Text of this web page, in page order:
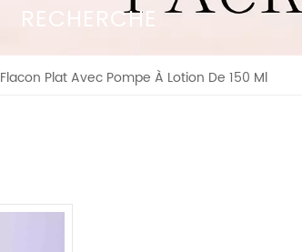
RECHERCHE
Flacon Plat Avec Pompe À Lotion De 150 Ml